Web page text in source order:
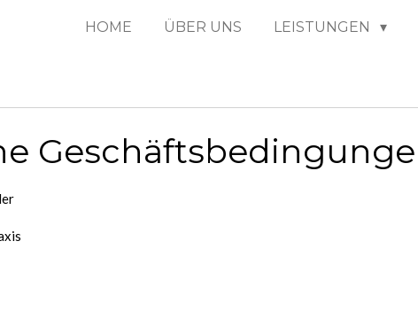
HOME ÜBER UNS LEISTUNGEN